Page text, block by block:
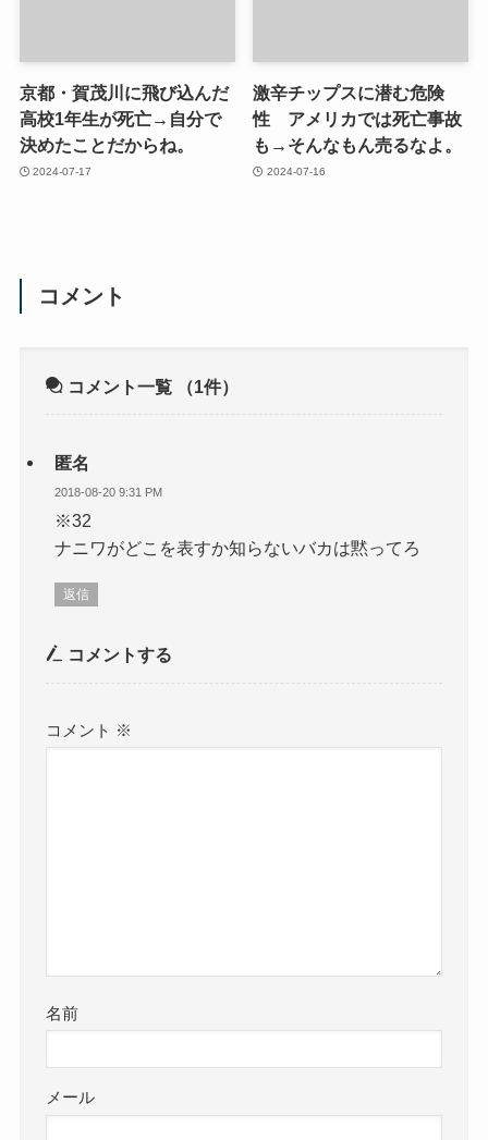
京都・賀茂川に飛び込んだ
高校1年生が死亡→自分で
決めたことだからね。
2024-07-17
激辛チップスに潜む危険
性 アメリカでは死亡事故
も→そんなもん売るなよ。
2024-07-16
コメント
コメント一覧 （1件）
匿名
2018-08-20 9:31 PM
※32
ナニワがどこを表すか知らないバカは黙ってろ
返信
コメントする
コメント ※
名前
メール